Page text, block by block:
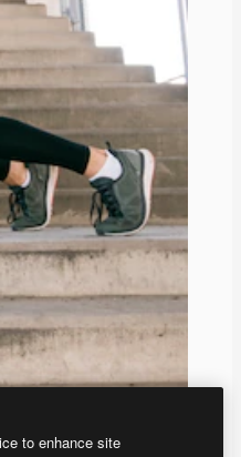
to enhance site